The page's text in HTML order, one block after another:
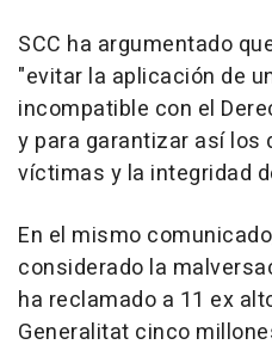
SCC ha argumentado
"evitar la aplicación de
incompatible con el
y para garantizar así los
víctimas y la integridad
En el mismo
considerado la
ha reclamado a 11 ex
Generalitat cinco